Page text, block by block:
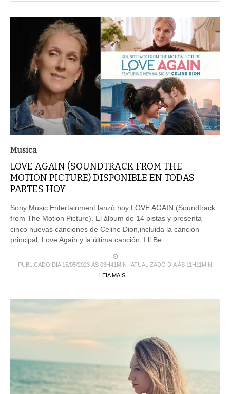
Musica
LOVE AGAIN (SOUNDTRACK FROM THE
MOTION PICTURE) DISPONIBLE EN TODAS
PARTES HOY
Sony Music Entertainment lanzó hoy LOVE AGAIN (Soundtrack
from The Motion Picture). El álbum de 14 pistas y presenta
cinco nuevas canciones de Celine Dion,incluida la canción
principal, Love Again y la última canción, I ll Be
PUBLICADO DIA 15/05/2023 ÀS 03H41MIN | ATUALIZADO DIA ÀS 11H11MIN
LEIA MAIS ...